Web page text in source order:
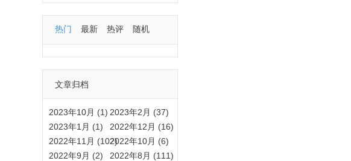
热门 最新 热评 随机
文章归档
2023年10月 (1) 2023年2月 (37)
2023年1月 (1)
2022年12月 (16)
2022年11月 (102)2022年10月 (6)
2022年9月 (2)
2022年8月 (111)